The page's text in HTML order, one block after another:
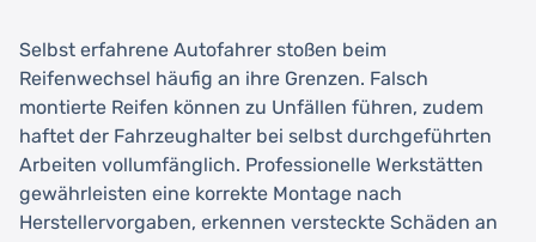
Selbst erfahrene Autofahrer stoßen beim
Reifenwechsel häufig an ihre Grenzen. Falsch
montierte Reifen können zu Unfällen führen, zudem
haftet der Fahrzeughalter bei selbst durchgeführten
Arbeiten vollumfänglich. Professionelle Werkstätten
gewährleisten eine korrekte Montage nach
Herstellervorgaben, erkennen versteckte Schäden an